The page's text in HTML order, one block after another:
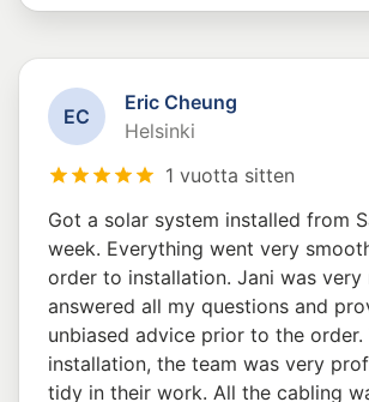
EC
Eric Cheung
Helsinki
1 vuotta sitten
Got a solar system installed from
week. Everything went very
order to installation. Jani was very
answered all my questions and
unbiased advice prior to the order.
installation, the team was very
tidy in their work. All the cabling